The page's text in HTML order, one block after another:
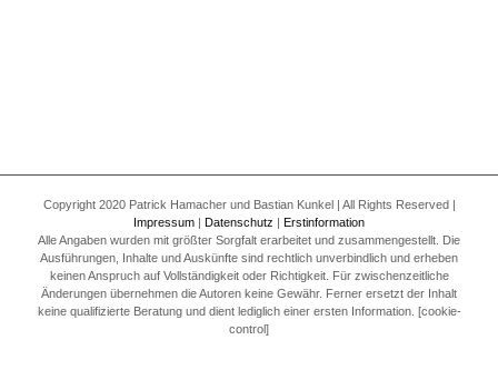
Copyright 2020 Patrick Hamacher und Bastian Kunkel | All Rights Reserved |
Impressum | Datenschutz | Erstinformation
Alle Angaben wurden mit größter Sorgfalt erarbeitet und zusammengestellt. Die
Ausführungen, Inhalte und Auskünfte sind rechtlich unverbindlich und erheben
keinen Anspruch auf Vollständigkeit oder Richtigkeit. Für zwischenzeitliche
Änderungen übernehmen die Autoren keine Gewähr. Ferner ersetzt der Inhalt
keine qualifizierte Beratung und dient lediglich einer ersten Information. [cookie-
control]